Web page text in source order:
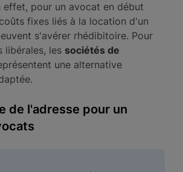
effet, pour un avocat en début
fixes liés à la location d'un
s'avérer rhédibitoire. Pour
libérales, les sociétés de
une alternative
de l'adresse pour un